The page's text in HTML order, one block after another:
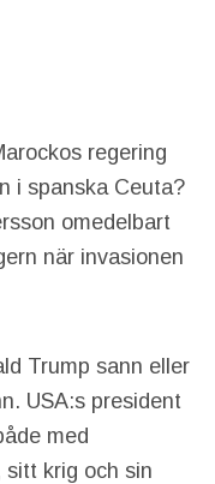
regering
i spanska Ceuta?
omedelbart
när invasionen
Trump sann eller
USA:s president
med
krig och sin